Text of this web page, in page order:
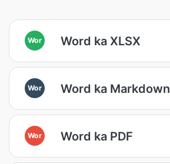
Wor Word ka XLSX
Wor Word ka Markdown
Wor Word ka PDF